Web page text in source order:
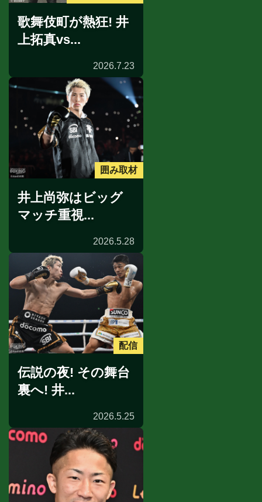
歌舞伎町が熱狂! 井
上拓真vs...
2026.7.23
囲み取材
井上尚弥はビッグ
マッチ重視...
2026.5.28
配信
伝説の夜! その舞台
裏へ! 井...
2026.5.25